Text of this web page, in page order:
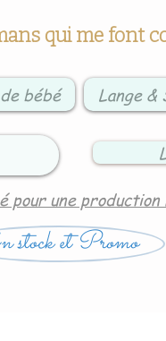
qui me font
bébé Lange &
pour une production
stock et Promo